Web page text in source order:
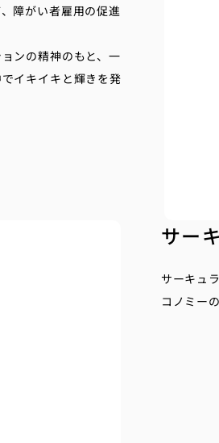
障がい者雇用の促進
ンの精神のもと、一
イキイキと輝きを発
サー
サーキュ
コノミー